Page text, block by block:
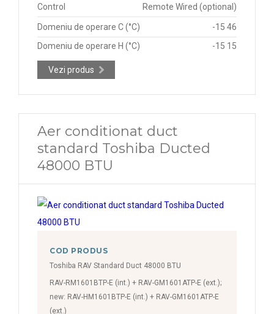
Control Remote Wired (optional)
Domeniu de operare C (°C)
-15 46
Domeniu de operare H (°C)
-15 15
Vezi produs
Aer conditionat duct
standard Toshiba Ducted
48000 BTU
COD PRODUS
Toshiba RAV Standard Duct 48000 BTU
RAV-RM1601BTP-E (int.) + RAV-GM1601ATP-E (ext.);
new: RAV-HM1601BTP-E (int.) + RAV-GM1601ATP-E
(ext.)